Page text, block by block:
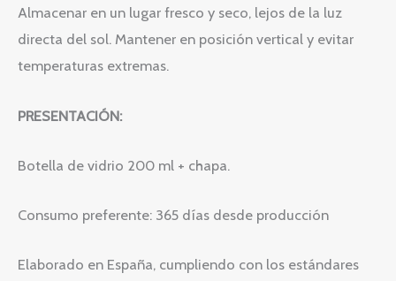
Almacenar en un lugar fresco y seco, lejos de la luz
directa del sol. Mantener en posición vertical y evitar
temperaturas extremas.
PRESENTACIÓN:
Botella de vidrio 200 ml + chapa.
Consumo preferente: 365 días desde producción
Elaborado en España, cumpliendo con los estándares